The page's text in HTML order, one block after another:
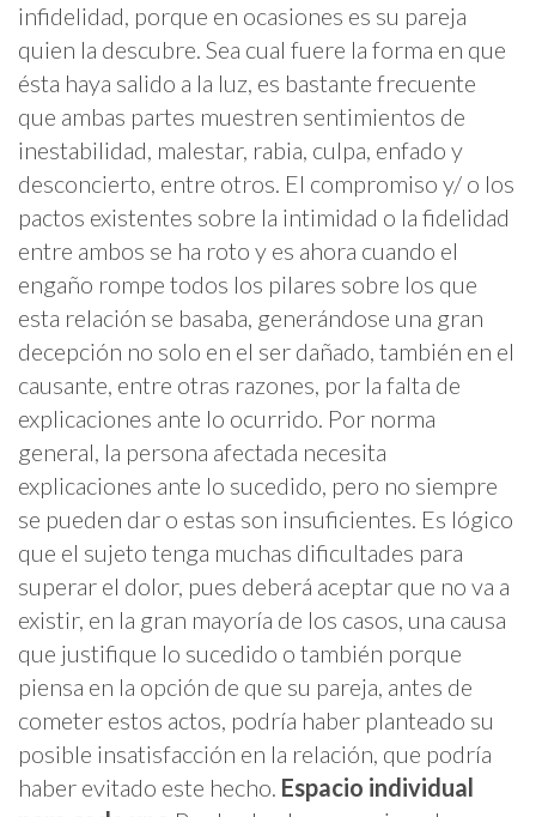
infidelidad, porque en ocasiones es su pareja
quien la descubre. Sea cual fuere la forma en que
ésta haya salido a la luz, es bastante frecuente
que ambas partes muestren sentimientos de
inestabilidad, malestar, rabia, culpa, enfado y
desconcierto, entre otros. El compromiso y/ o los
pactos existentes sobre la intimidad o la fidelidad
entre ambos se ha roto y es ahora cuando el
engaño rompe todos los pilares sobre los que
esta relación se basaba, generándose una gran
decepción no solo en el ser dañado, también en el
causante, entre otras razones, por la falta de
explicaciones ante lo ocurrido. Por norma
general, la persona afectada necesita
explicaciones ante lo sucedido, pero no siempre
se pueden dar o estas son insuficientes. Es lógico
que el sujeto tenga muchas dificultades para
superar el dolor, pues deberá aceptar que no va a
existir, en la gran mayoría de los casos, una causa
que justifique lo sucedido o también porque
piensa en la opción de que su pareja, antes de
cometer estos actos, podría haber planteado su
posible insatisfacción en la relación, que podría
haber evitado este hecho. Espacio individual